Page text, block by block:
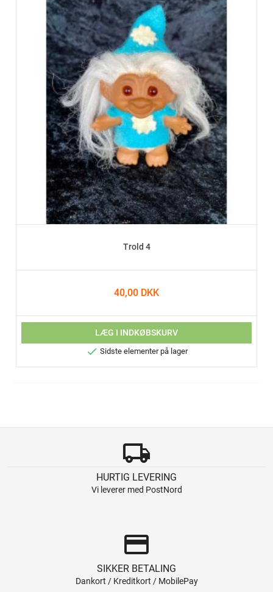
Trold 4
40,00 DKK
LÆG I INDKØBSKURV
 Sidste elementer på lager
local_shipping
HURTIG LEVERING
Vi leverer med PostNord
credit_card
SIKKER BETALING
Dankort / Kreditkort / MobilePay